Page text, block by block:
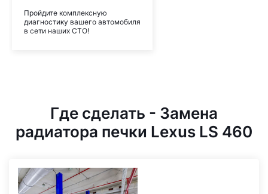
Пройдите комплексную
диагностику вашего автомобиля
в сети наших СТО!
Где сделать - Замена
радиатора печки Lexus LS 460